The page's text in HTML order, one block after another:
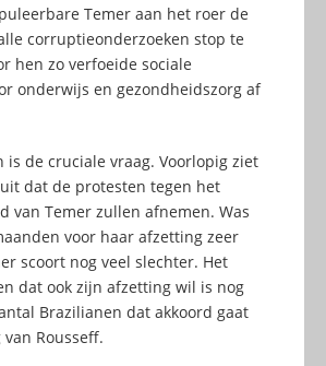
Temer aan het roer de
corruptieonderzoeken stop te
hen zo verfoeide sociale
onderwijs en gezondheidszorg af
is de cruciale vraag. Voorlopig ziet
dat de protesten tegen het
van Temer zullen afnemen. Was
voor haar afzetting zeer
scoort nog veel slechter. Het
dat ook zijn afzetting wil is nog
Brazilianen dat akkoord gaat
Rousseff.